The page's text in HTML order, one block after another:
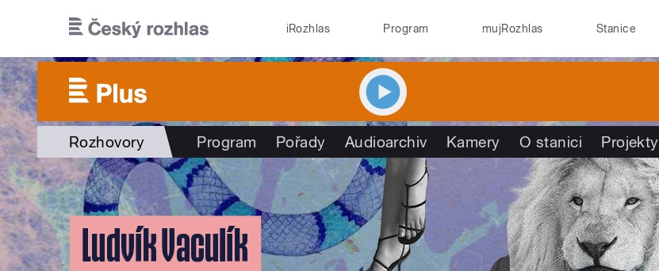
iRozhlas Program mujRozhlas Stanice
Rozhovory Program Pořady Audioarchiv Kamery O stanici Projekty